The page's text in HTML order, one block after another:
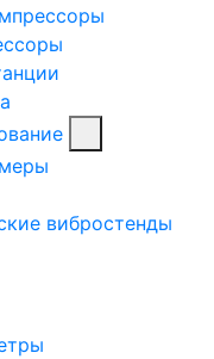
вибростенды